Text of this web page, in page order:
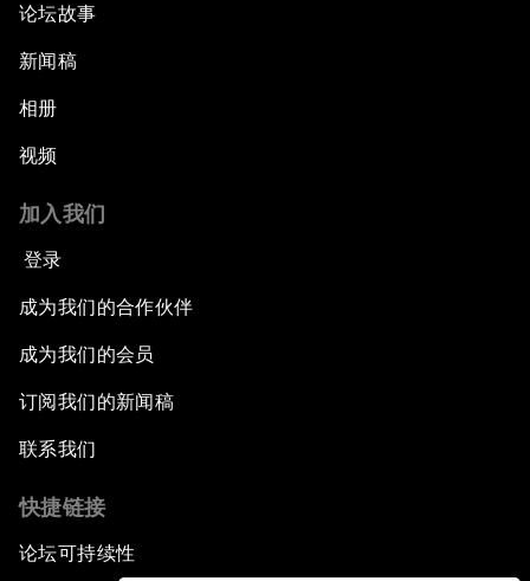
论坛故事
新闻稿
相册
视频
加入我们
登录
成为我们的合作伙伴
成为我们的会员
订阅我们的新闻稿
联系我们
快捷链接
论坛可持续性